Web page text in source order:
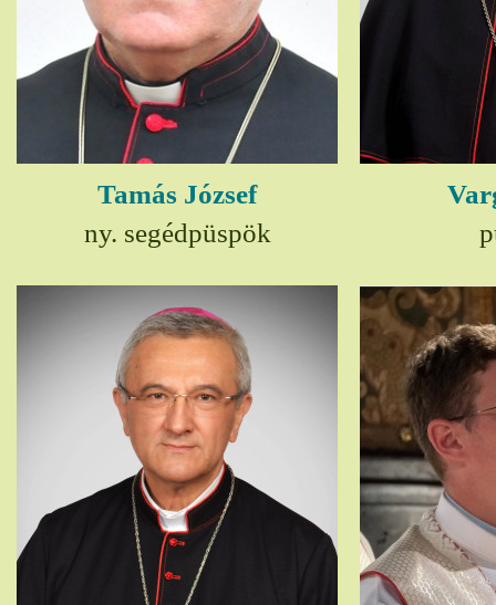
Tamás József
ny. segédpüspök